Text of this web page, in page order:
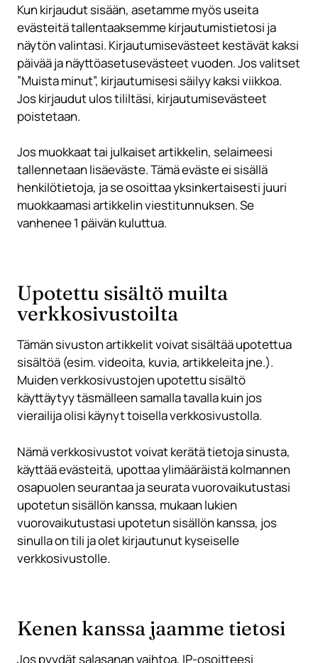
Kun kirjaudut sisään, asetamme myös useita
evästeitä tallentaaksemme kirjautumistietosi ja
näytön valintasi. Kirjautumisevästeet kestävät kaksi
päivää ja näyttöasetusevästeet vuoden. Jos valitset
”Muista minut”, kirjautumisesi säilyy kaksi viikkoa.
Jos kirjaudut ulos tililtäsi, kirjautumisevästeet
poistetaan.
Jos muokkaat tai julkaiset artikkelin, selaimeesi
tallennetaan lisäeväste. Tämä eväste ei sisällä
henkilötietoja, ja se osoittaa yksinkertaisesti juuri
muokkaamasi artikkelin viestitunnuksen. Se
vanhenee 1 päivän kuluttua.
Upotettu sisältö muilta
verkkosivustoilta
Tämän sivuston artikkelit voivat sisältää upotettua
sisältöä (esim. videoita, kuvia, artikkeleita jne.).
Muiden verkkosivustojen upotettu sisältö
käyttäytyy täsmälleen samalla tavalla kuin jos
vierailija olisi käynyt toisella verkkosivustolla.
Nämä verkkosivustot voivat kerätä tietoja sinusta,
käyttää evästeitä, upottaa ylimääräistä kolmannen
osapuolen seurantaa ja seurata vuorovaikutustasi
upotetun sisällön kanssa, mukaan lukien
vuorovaikutustasi upotetun sisällön kanssa, jos
sinulla on tili ja olet kirjautunut kyseiselle
verkkosivustolle.
Kenen kanssa jaamme tietosi
Jos pyydät salasanan vaihtoa, IP-osoitteesi